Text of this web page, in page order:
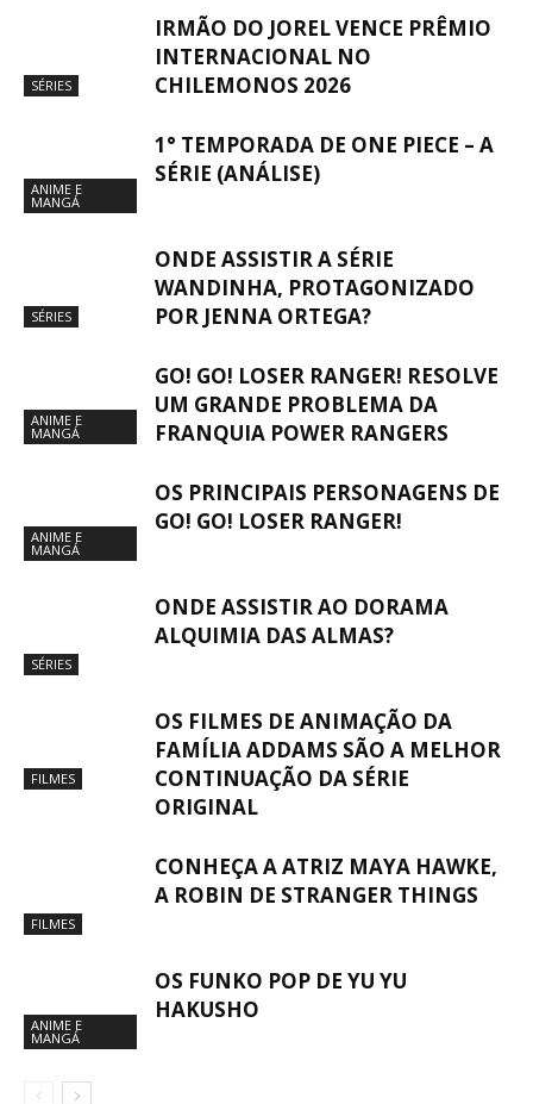
SÉRIES
IRMÃO DO JOREL VENCE PRÊMIO
INTERNACIONAL NO
CHILEMONOS 2026
ANIME E
MANGÁ
1° TEMPORADA DE ONE PIECE – A
SÉRIE (ANÁLISE)
SÉRIES
ONDE ASSISTIR A SÉRIE
WANDINHA, PROTAGONIZADO
POR JENNA ORTEGA?
ANIME E
MANGÁ
GO! GO! LOSER RANGER! RESOLVE
UM GRANDE PROBLEMA DA
FRANQUIA POWER RANGERS
ANIME E
MANGÁ
OS PRINCIPAIS PERSONAGENS DE
GO! GO! LOSER RANGER!
SÉRIES
ONDE ASSISTIR AO DORAMA
ALQUIMIA DAS ALMAS?
FILMES
OS FILMES DE ANIMAÇÃO DA
FAMÍLIA ADDAMS SÃO A MELHOR
CONTINUAÇÃO DA SÉRIE
ORIGINAL
FILMES
CONHEÇA A ATRIZ MAYA HAWKE,
A ROBIN DE STRANGER THINGS
ANIME E
MANGÁ
OS FUNKO POP DE YU YU
HAKUSHO